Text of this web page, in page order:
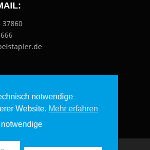
37860
notwendige
Website. Mehr erfahren